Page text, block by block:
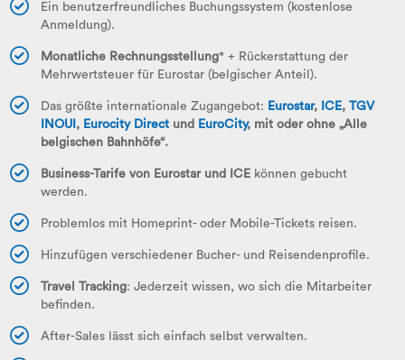
Ein benutzerfreundliches Buchungssystem (kostenlose
Anmeldung).
Monatliche Rechnungsstellung* + Rückerstattung der
Mehrwertsteuer für Eurostar (belgischer Anteil).
Das größte internationale Zugangebot: Eurostar, ICE, TGV
INOUI , Eurocity Direct und EuroCity, mit oder ohne „Alle
belgischen Bahnhöfe“.
Business-Tarife von Eurostar und ICE können gebucht
werden.
Problemlos mit Homeprint- oder Mobile-Tickets reisen.
Hinzufügen verschiedener Bucher- und Reisendenprofile.
Travel Tracking: Jederzeit wissen, wo sich die Mitarbeiter
befinden.
After-Sales lässt sich einfach selbst verwalten.